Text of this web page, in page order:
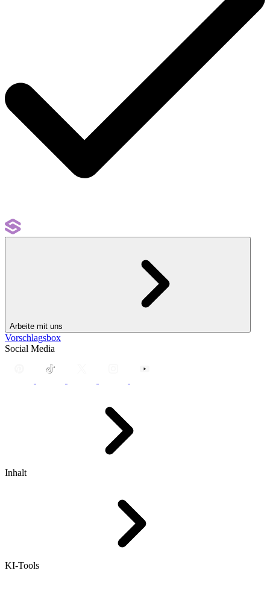
Arbeite mit uns
Vorschlagsbox
Social Media
Inhalt
KI-Tools